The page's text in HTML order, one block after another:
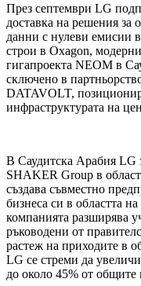
През септември LG
доставка на решения за
данни с нулеви емисии
строи в Oxagon,
гигапроекта NEOM в
сключено в
DATAVOLT,
инфраструктурата на
В Саудитска Арабия LG
SHAKER Group в
създава съвместно
бизнеса си в областта
компанията разширява
ръководени от
растеж на приходите в
LG се стреми да
до около 45% от общите